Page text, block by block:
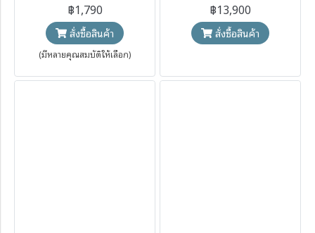
฿1,790
สั่งซื้อสินค้า
(มีหลายคุณสมบัติให้เลือก)
฿13,900
สั่งซื้อสินค้า